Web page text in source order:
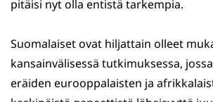
pitäisi nyt olla entistä tarkempia.
Suomalaiset ovat hiljattain olleet
kansainvälisessä tutkimuksessa,
eräiden eurooppalaisten ja